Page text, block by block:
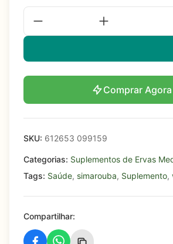
Comprar Agora
SKU: 612653 099159
Categorias: Suplementos de Ervas
Tags: Saúde, simarouba, Suplemento,
Compartilhar: